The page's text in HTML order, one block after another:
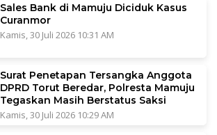
Sales Bank di Mamuju Diciduk Kasus
Curanmor
Kamis, 30 Juli 2026 10:31 AM
Surat Penetapan Tersangka Anggota
DPRD Torut Beredar, Polresta Mamuju
Tegaskan Masih Berstatus Saksi
Kamis, 30 Juli 2026 10:29 AM